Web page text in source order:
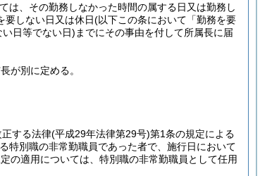
は、その勤務しなかった時間の属する日又は勤務し
要しない日又は休日(以下この条において「勤務を要
日等でない日) までにその事由を付して所属長に届
が別に定める。
する法律(平成29年法律第29号)第1条の規定による
特別職の非常勤職員であった者で、施行日において
の適用については、特別職の非常勤職員として任用